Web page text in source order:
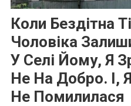
Коли Бездітна
Чоловіка
У Селі Йому, Я
Не На Добро. І,
Не Помилилася